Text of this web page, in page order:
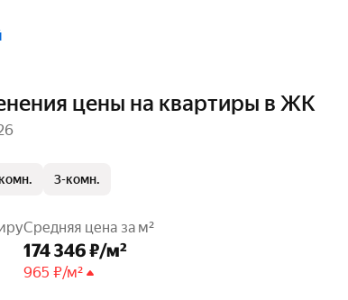
цены на квартиры в ЖК
3-комн.
Средняя цена за м²
174 346 ₽/м²
965 ₽/м²